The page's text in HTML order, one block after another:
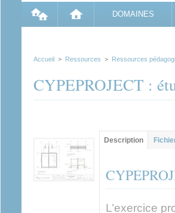
DOMAINES
Accueil > Ressources > Ressources
CYPEPROJECT :
Contenu principal
Description (onglet
actif)
L’exercice